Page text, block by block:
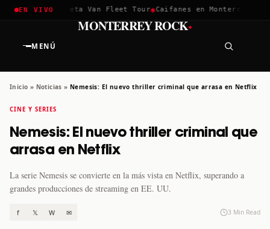
EN VIVO
2026✱Greta Van Fleet Tour✱Caifanes en Monterrey · 12
MENÚ
MONTERREY ROCK·
Inicio » Noticias » Nemesis: El nuevo thriller criminal que arrasa en Netflix
CINE Y SERIES
Nemesis: El nuevo thriller criminal que
arrasa en Netflix
La serie Nemesis se convierte en la más vista en Netflix, superando a
grandes producciones de streaming en EE. UU.
f 𝕏 W ✉ 3 Min Read